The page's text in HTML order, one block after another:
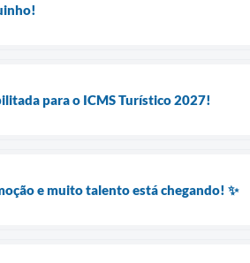
para o ICMS Turístico 2027!
e muito talento está chegando! ✨